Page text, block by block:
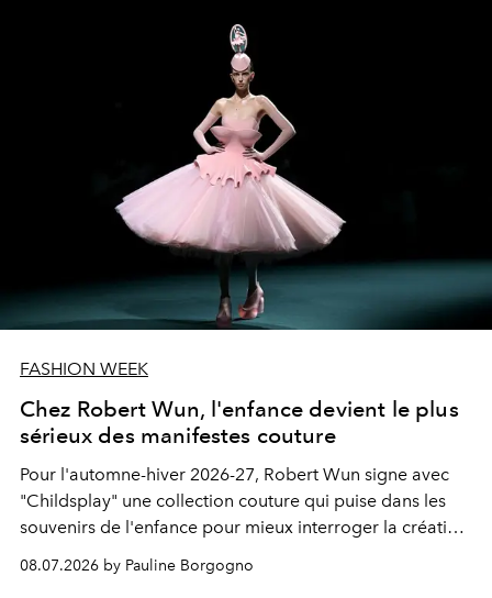
FASHION WEEK
Chez Robert Wun, l'enfance devient le plus
sérieux des manifestes couture
Pour l'automne-hiver 2026-27, Robert Wun signe avec
"Childsplay" une collection couture qui puise dans les
souvenirs de l'enfance pour mieux interroger la création,
l'émotion et l'essence même de la beauté.
08.07.2026 by Pauline Borgogno